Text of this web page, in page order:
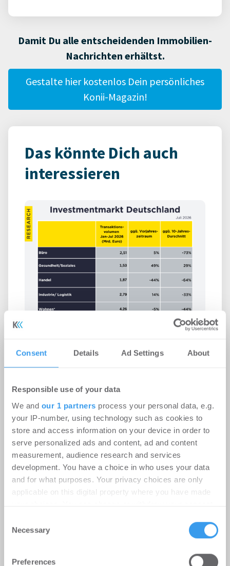
Consent Details Ad Settings About
Responsible use of your data
We and our 1 partners process your personal data, e.g.
your IP-number, using technology such as cookies to
store and access information on your device in order to
serve personalized ads and content, ad and content
measurement, audience research and services
development. You have a choice in who uses your data
and for what purposes. Your privacy choices are only
applicable on this digital property where you have made
the Privacy trigger icon.
Find out more about how your personal data is processed
Selection
Necessary
Preferences
Damit Du alle entscheidenden Immobilien-
Nachrichten erhältst.
Gestalte hier kostenlos Dein persönliches
Konii-Magazin!
Das könnte Dich auch
interessieren
Immobilieninvestmentmarkt
Deutschland – August 2026
Büro | Märkte-06.08.2026
Login für den ganzen Artikel Wenn noch nicht
registriert, erstellen Sie sich jetzt Ihren
kostenlosen Account, um auf die neusten ...